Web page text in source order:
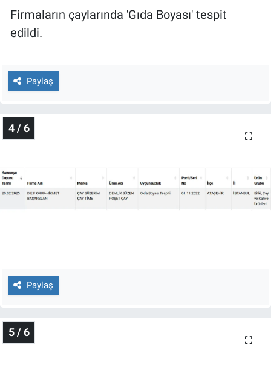
Firmaların çaylarında 'Gıda Boyası' tespit
edildi.
Paylaş
4 / 6
Paylaş
5 / 6